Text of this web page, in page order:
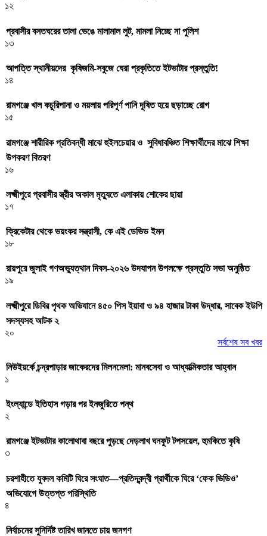
১২
প্রবাসীর বসতঘরের তালা ভেঙে মালামাল লুট, মামলা নিচ্ছে না পুলিশ
১৩
আপত্তি স্থানীয়দের কৃষিজমি-সবুজে ঘেরা প্রকৃতিতে ইটভাটার প্রস্তুতি!
১৪
রামগঞ্জে খাল কচুরিপানা ও ময়লায় পরিপূর্ণ পানি দূষিত হয়ে ছড়াচ্ছে রোগ
১৫
রামগঞ্জে শারীরিক প্রতিবন্ধী মাঝে হুইলচেয়ার ও সুবিধাবঞ্চিত শিক্ষার্থীদের মাঝে শিক্ষা
উপকরণ বিতরণ
১৬
লক্ষ্মীপুরে প্রবাসীর স্ত্রীর অকাল মৃত্যুতে এলাকায় শোকের ছায়া
১৭
ক্রিকেটার থেকে ভয়ংকর সন্ত্রাসী, কে এই ডেভিড ইমন
১৮
রায়পুরে জুলাই গণঅভ্যুত্থান দিবস-২০২৬ উদযাপন উপলক্ষে প্রস্তুতি সভা অনুষ্ঠিত
১৯
লক্ষ্মীপুরে ডিবির পৃথক অভিযানে ৪৫০ পিস ইয়াবা ও ৯৪ হাজার টাকা উদ্ধার, সাবেক ইউপি
সদস্যসহ আটক ২
২০
সর্বশেষ সব খবর
নিউইয়র্কে চন্দ্রপাড়ার জাকেরদের মিলনমেলা: মানবসেবা ও আধ্যাত্মিকতার আহ্বান
১
ইংল্যান্ডে ইতিহাস গড়ার পর ইনজুরিতে পন্থ
২
রামগঞ্জে ইটভাটার কালোথাবা বছরে পুড়ছে দেড়লাখ ঘনফুট টপসয়েল, হুমকিতে কৃষি
৩
চরশাহীতে যুবদল কমিটি ঘিরে সংঘাত—প্রতিদ্বন্দ্বী প্রার্থীকে ঘিরে ‘ফেক ভিডিও’
অভিযোগে উত্তপ্ত পরিস্থিতি
৪
নির্বাচনের সুনির্দিষ্ট তারিখ জানতে চায় জনগণ